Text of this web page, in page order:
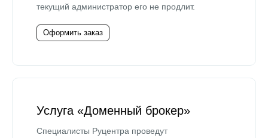
текущий администратор его не продлит.
Оформить заказ
Услуга «Доменный брокер»
Специалисты Руцентра проведут